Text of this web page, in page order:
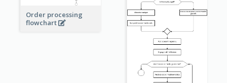
Order processing
flowchart